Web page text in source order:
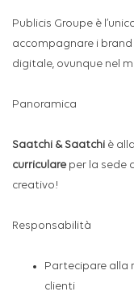
Publicis Groupe è
accompagnare i
digitale, ovunque nel
Panoramica
Saatchi & Saatchi è
curriculare per la sede
creativo!
Responsabilità
Partecipare alla
clienti